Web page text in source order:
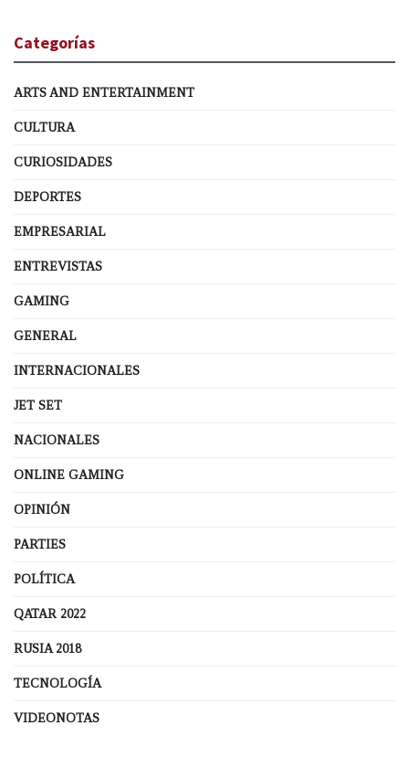
Categorías
ARTS AND ENTERTAINMENT
CULTURA
CURIOSIDADES
DEPORTES
EMPRESARIAL
ENTREVISTAS
GAMING
GENERAL
INTERNACIONALES
JET SET
NACIONALES
ONLINE GAMING
OPINIÓN
PARTIES
POLÍTICA
QATAR 2022
RUSIA 2018
TECNOLOGÍA
VIDEONOTAS